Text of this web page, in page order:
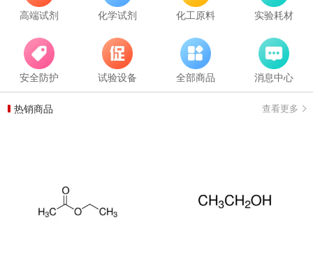
高端试剂 化学试剂 化工原料 实验耗材
安全防护 试验设备 全部商品 消息中心
热销商品 查看更多